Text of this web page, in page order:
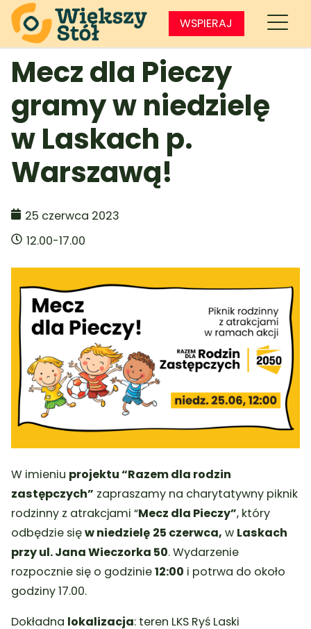
WSPIERAJ
Mecz dla Pieczy
gramy w niedzielę
w Laskach p.
Warszawą!
25 czerwca 2023
12.00-17.00
W imieniu projektu “Razem dla rodzin
zastępczych” zapraszamy na charytatywny piknik
rodzinny z atrakcjami “Mecz dla Pieczy”, który
odbędzie sięw niedzielę 25 czerwca, w Laskach
przy ul. Jana Wieczorka 50. Wydarzenie
rozpocznie się o godzinie12:00 i potrwa do około
godziny 17.00.
Dokładna lokalizacja: teren LKS Ryś Laski